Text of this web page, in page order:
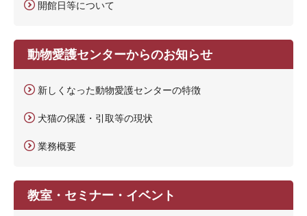
開館日等について
動物愛護センターからのお知らせ
新しくなった動物愛護センターの特徴
犬猫の保護・引取等の現状
業務概要
教室・セミナー・イベント